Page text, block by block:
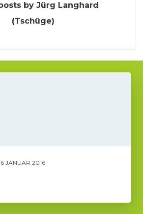
by Jürg Langhard
(Tschüge)
JANUAR 2016